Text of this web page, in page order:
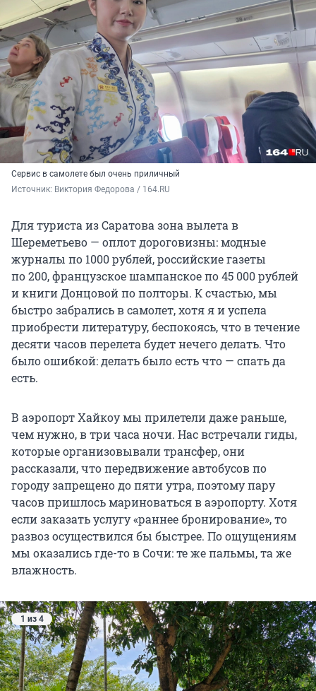
Сервис в самолете был очень приличный
Источник: Виктория Федорова / 164.RU
Для туриста из Саратова зона вылета в
Шереметьево — оплот дороговизны: модные
журналы по 1000 рублей, российские газеты
по 200, французское шампанское по45 000 рублей
и книги Донцовой по полторы. К счастью, мы
быстро забрались в самолет, хотя я и успела
приобрести литературу, беспокоясь, что в течение
десяти часов перелета будет нечего делать. Что
было ошибкой: делать было есть что — спать да
есть.
В аэропорт Хайкоу мы прилетели даже раньше,
чем нужно, в три часа ночи. Нас встречали гиды,
которые организовывали трансфер, они
рассказали, что передвижение автобусов по
городу запрещено до пяти утра, поэтому пару
часов пришлось мариноваться в аэропорту. Хотя
если заказать услугу «раннее бронирование», то
развоз осуществился бы быстрее. По ощущениям
мы оказались где-то в Сочи: те же пальмы, та же
влажность.
1 из 4